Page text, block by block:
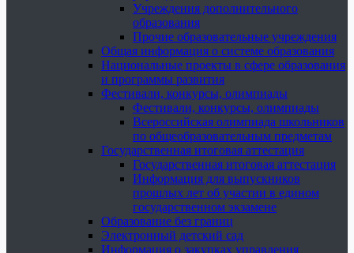
Учреждения дополнительного
образования
Прочие образовательные учреждения
Общая информация о системе образования
Национальные проекты в сфере образования
и программы развития
Фестивали, конкурсы, олимпиады
Фестивали, конкурсы, олимпиады
Всероссийская олимпиада школьников
по общеобразовательным предметам
Государственная итоговая аттестация
Государственная итоговая аттестация
Информация для выпускников
прошлых лет об участии в едином
государственном экзамене
Образование без границ
Электронный детский сад
Информация о закупках управления